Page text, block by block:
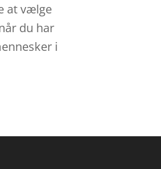
at vælge
du har
i